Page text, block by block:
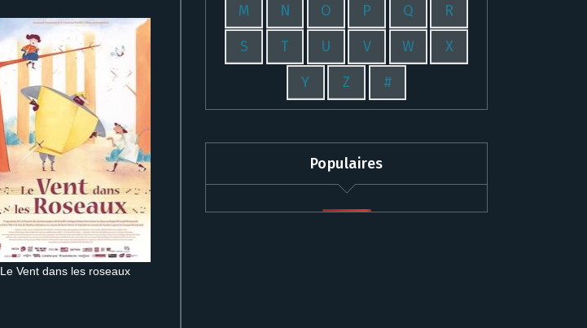
Le Vent dans les roseaux
M N O P Q R
S T U V W X
Y Z #
Populaires